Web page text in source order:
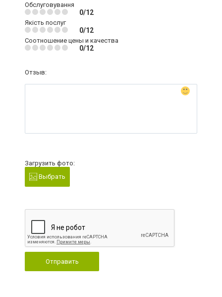
Обслуговування
0/12
Якість послуг
0/12
Соотношение цены и качества
0/12
Отзыв:
Загрузить фото:
Выбрать
Отправить